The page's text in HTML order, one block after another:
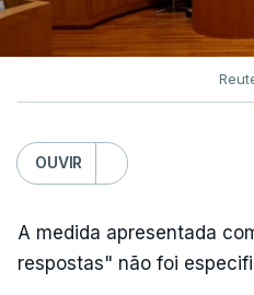
OUVIR
A medida apresentada
respostas" não foi